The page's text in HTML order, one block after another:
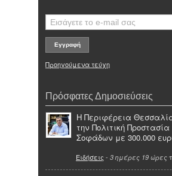
Προηγούμενα τεύχη
Πρόσφατες Δημοσιεύσεις
Η Περιφέρεια
την Πολιτική
Σοφάδων με 300.000
Ειδήσεις - 3 ημέρες 19 ώρες